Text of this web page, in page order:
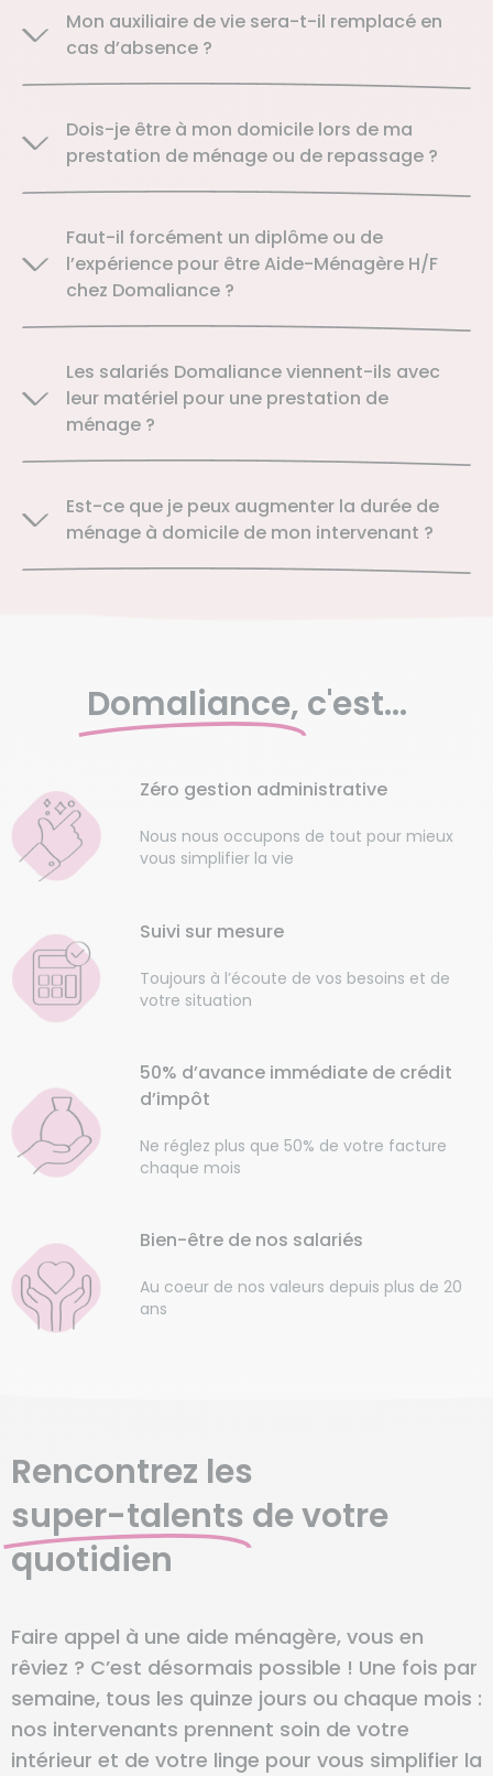
Mon auxiliaire de vie sera-t-il remplacé en
cas d’absence ?
Dois-je être à mon domicile lors de ma
prestation de ménage ou de repassage ?
Faut-il forcément un diplôme ou de
l’expérience pour être Aide-Ménagère H/F
chez Domaliance ?
Les salariés Domaliance viennent-ils avec
leur matériel pour une prestation de
ménage ?
Est-ce que je peux augmenter la durée de
ménage à domicile de mon intervenant ?
Domaliance, c'est...
Zéro gestion administrative
Nous nous occupons de tout pour mieux
vous simplifier la vie
Suivi sur mesure
Toujours à l’écoute de vos besoins et de
votre situation
50% d’avance immédiate de crédit
d’impôt
Ne réglez plus que 50% de votre facture
chaque mois
Bien-être de nos salariés
Au coeur de nos valeurs depuis plus de 20
ans
Rencontrez les
super-talents de votre
quotidien
Faire appel à une aide ménagère, vous en
rêviez ? C’est désormais possible ! Une fois par
semaine, tous les quinze jours ou chaque mois :
nos intervenants prennent soin de votre
intérieur et de votre linge pour vous simplifier la